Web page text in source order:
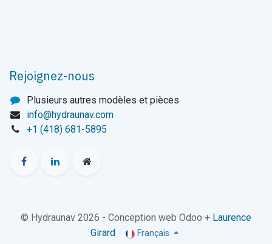
Rejoignez-nous
Plusieurs autres modèles et pièces
info@hydraunav.com
+1 (418) 681-5895
© Hydraunav 2026 - Conception web Odoo + Laurence
Girard
Français